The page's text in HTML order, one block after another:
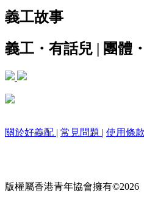
義工故事
義工・有話兒 | 團體
關於好義配 | 常見問題 | 使用條款
版權屬香港青年協會擁有©2026